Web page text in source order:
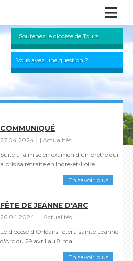
≡
Soutenez le diocèse de Tours
Vous avez une question ?
COMMUNIQUÉ
27.04.2024
Actualités
Suite à la mise en examen d'un prêtre qui
a pris sa retraite en Indre-et-Loire...
En savoir plus
FÊTE DE JEANNE D'ARC
26.04.2024
Actualités
Le diocèse d'Orléans fêtera sainte Jeanne
d'Arc du 29 avril au 8 mai.
En savoir plus